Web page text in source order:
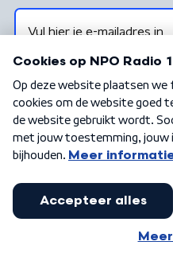
Algemene voorwaarden